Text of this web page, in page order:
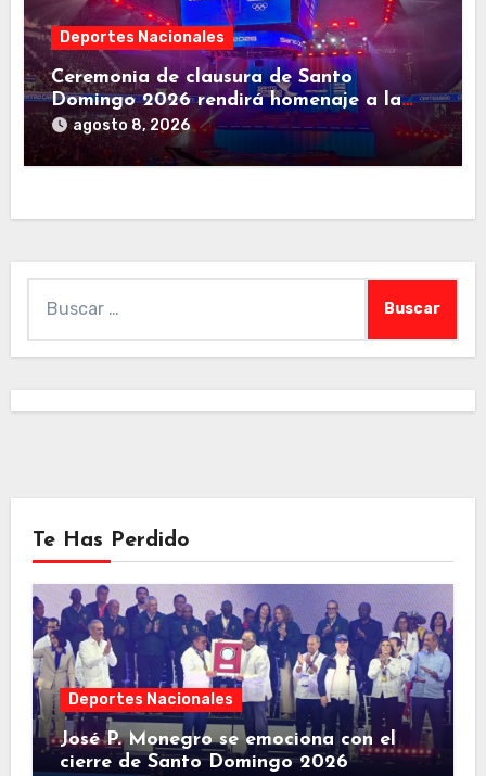
Deportes Nacionales
Ceremonia de clausura de Santo
Domingo 2026 rendirá homenaje a la
familia deportiva de Centroamérica y el
Caribe
agosto 8, 2026
Te Has Perdido
Deportes Nacionales
José P. Monegro se emociona con el
cierre de Santo Domingo 2026